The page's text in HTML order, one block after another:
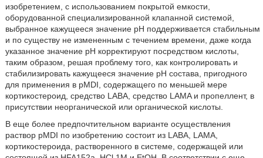
изобретением, с использованием покрытой емкости,
оборудованной специализированной клапанной системой,
выбранное кажущееся значение pH поддерживается стабильным
и по существу не измененным с течением времени, даже когда
указанное значение pH корректируют посредством кислоты,
таким образом, решая проблему того, как контролировать и
стабилизировать кажущееся значение pH состава, пригодного
для применения в pMDI, содержащего по меньшей мере
кортикостероид, средство LABA, средство LAMA и пропеллент, в
присутствии неорганической или органической кислоты.
В еще более предпочтительном варианте осуществления
раствор pMDI по изобретению состоит из LABA, LAMA,
кортикостероида, растворенного в системе, содержащей или